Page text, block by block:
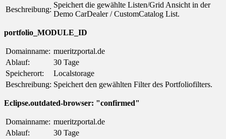
Beschreibung:
Speichert die gewählte Listen/Grid Ansicht in der
Demo CarDealer / CustomCatalog List.
portfolio_MODULE_ID
Domainname: mueritzportal.de
Ablauf:
30 Tage
Speicherort:
Localstorage
Beschreibung: Speichert den gewählten Filter des Portfoliofilters.
Eclipse.outdated-browser: "confirmed"
Domainname: mueritzportal.de
Ablauf:
30 Tage